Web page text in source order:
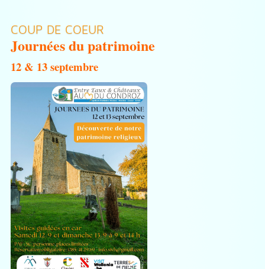
COUP DE COEUR
Journées du patrimoine
12 & 13 septembre